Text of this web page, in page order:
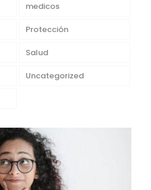
medicos
Protección
Salud
Uncategorized